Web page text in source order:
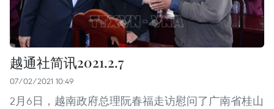
越通社简讯2021.2.7
07/02/2021 10:49
2月6日，越南政府总理阮春福走访慰问了广南省桂山